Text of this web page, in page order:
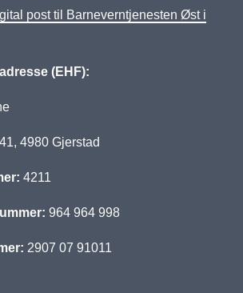
post til Barneverntjenesten Øst i
(EHF):
4980 Gjerstad
4211
964 964 998
2907 07 91011